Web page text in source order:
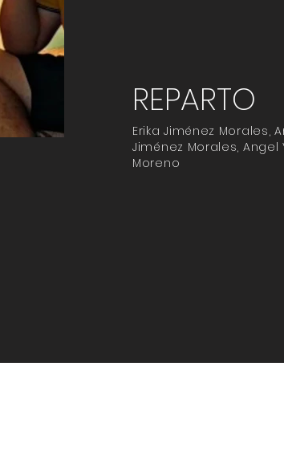
REPARTO
Erika Jiménez Morales,
Jiménez Morales, Angel
Moreno